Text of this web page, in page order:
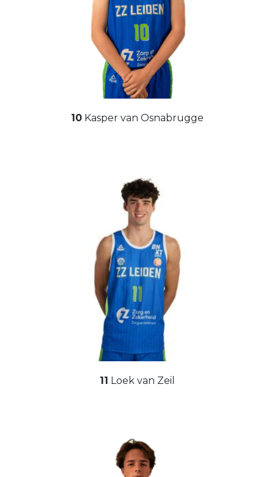
10Kasper van Osnabrugge
11 Loek van Zeil